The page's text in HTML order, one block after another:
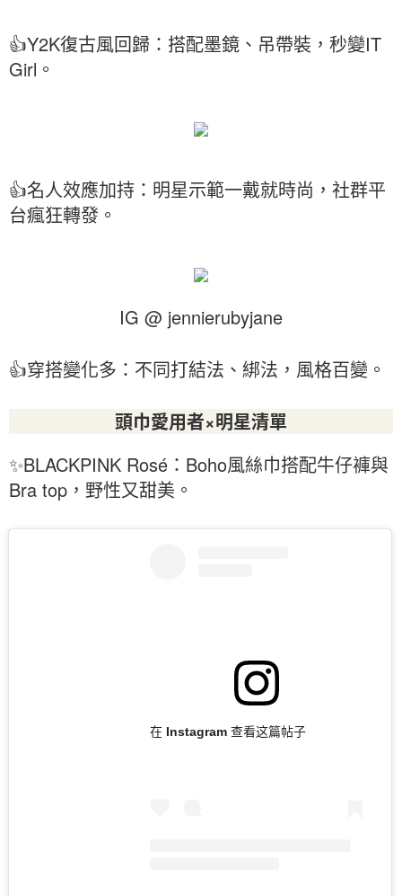
👍Y2K復古風回歸：搭配墨鏡、吊帶裝，秒變IT
Girl。
👍名人效應加持：明星示範一戴就時尚，社群平
台瘋狂轉發。
IG @ jennierubyjane
👍穿搭變化多：不同打結法、綁法，風格百變。
頭巾愛用者×明星清單
✨BLACKPINK Rosé：Boho風絲巾搭配牛仔褲與
Bra top，野性又甜美。
在 Instagram 查看这篇帖子